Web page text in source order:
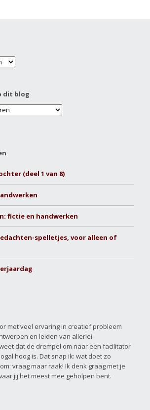
dit blog
(deel 1 van 8)
fictie en handwerken
spelletjes, voor alleen of
met veel ervaring in creatief probleem
en leiden van allerlei
dat de drempel om naar een facilitator
hoog is. Dat snap ik: wat doet zo
vraag maar raak! Ik denk graag met je
jij het meest mee geholpen bent.